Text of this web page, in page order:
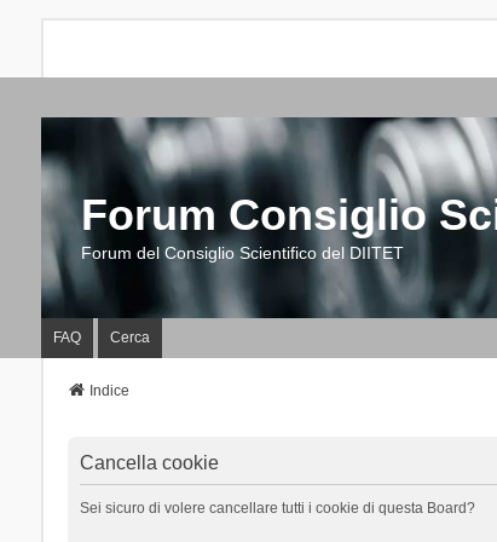
Forum Consiglio
Forum del Consiglio Scientifico del DIITET
FAQ Cerca
Indice
Cancella cookie
Sei sicuro di volere cancellare tutti i cookie di questa Board?